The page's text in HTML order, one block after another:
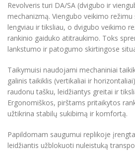
Revolveris turi DA/SA (dvigubo ir
mechanizmą. Viengubo veikimo režimu
lengviau ir tiksliau, o dvigubo veikimo
rankinio gaiduko atitraukimo. Toks
lankstumo ir patogumo skirtingose
Taikymuisi naudojami mechaniniai
galinis taikiklis (vertikaliai ir
raudonu tašku, leidžiantys greitai ir
Ergonomiškos, pirštams pritaikytos
užtikrina stabilų sukibimą ir komfortą.
Papildomam saugumui replikoje
leidžiantis užblokuoti nuleistuką